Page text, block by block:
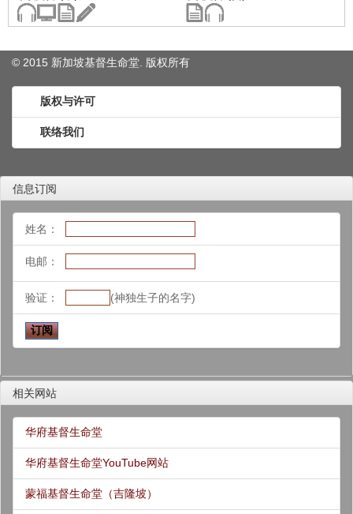
© 2015 新加坡基督生命堂. 版权所有
版权与许可
联络我们
信息订阅
姓名：
电邮：
验证： (神独生子的名字)
相关网站
华府基督生命堂
华府基督生命堂YouTube网站
蒙福基督生命堂（吉隆坡）